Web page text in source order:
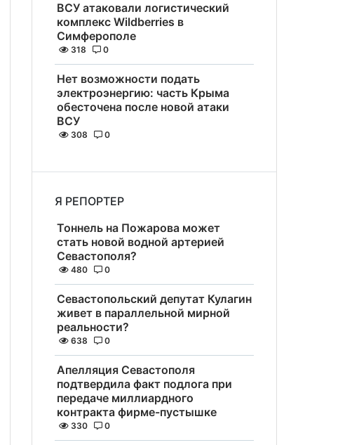
ВСУ атаковали логистический
комплекс Wildberries в
Симферополе
318 0
Нет возможности подать
электроэнергию: часть Крыма
обесточена после новой атаки
ВСУ
308 0
Я РЕПОРТЕР
Тоннель на Пожарова может
стать новой водной артерией
Севастополя?
480 0
Севастопольский депутат Кулагин
живет в параллельной мирной
реальности?
638 0
Апелляция Севастополя
подтвердила факт подлога при
передаче миллиардного
контракта фирме-пустышке
330 0